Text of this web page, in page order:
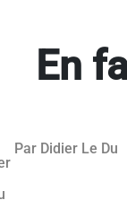
En
Par Didier Le Du